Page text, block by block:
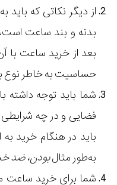
از دیگر نکاتی که
بدنه و بند ساعت
بعد از خرید ساعت با
حساسیت به خاطر نوع
شما باید توجه
فضایی و در چه شرایطی
باید در هنگام خرید
به‌طور مثالبودن، ضد
شما برای خرید ساعت